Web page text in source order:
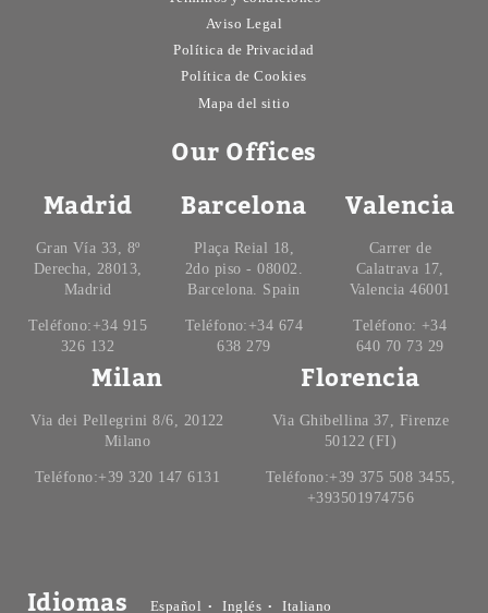
Aviso Legal
Política de Privacidad
Política de Cookies
Mapa del sitio
Our Offices
Madrid
Gran Vía 33, 8º
Derecha, 28013,
Madrid
Teléfono:+34 915
326 132
Barcelona
Plaça Reial 18,
2do piso - 08002.
Barcelona. Spain
Teléfono:+34 674
638 279
Valencia
Carrer de
Calatrava 17,
Valencia 46001
Teléfono: +34
640 70 73 29
Milan
Via dei Pellegrini 8/6, 20122
Milano
Teléfono:+39 320 147 6131
Florencia
Via Ghibellina 37, Firenze
50122 (FI)
Teléfono:+39 375 508 3455,
+393501974756
Idiomas Español Inglés Italiano